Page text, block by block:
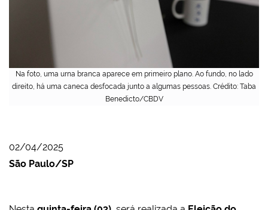
Na foto, uma urna branca aparece em primeiro plano. Ao fundo, no lado
direito, há uma caneca desfocada junto a algumas pessoas. Crédito: Taba
Benedicto/CBDV
02/04/2025
São Paulo/SP